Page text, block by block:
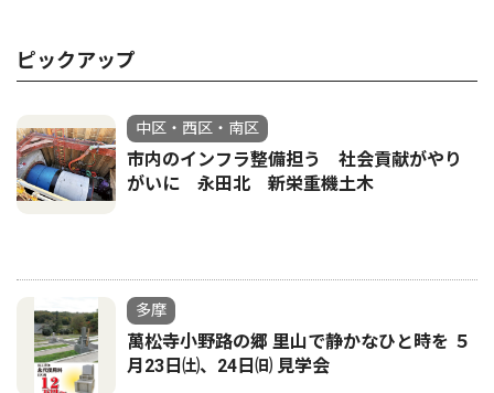
ピックアップ
中区・西区・南区
市内のインフラ整備担う 社会貢献がやり
がいに 永田北 新栄重機土木
多摩
萬松寺小野路の郷 里山で静かなひと時を ５
月23日㈯、24日㈰ 見学会